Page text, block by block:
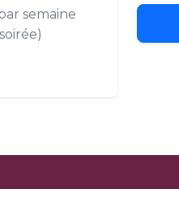
semaine